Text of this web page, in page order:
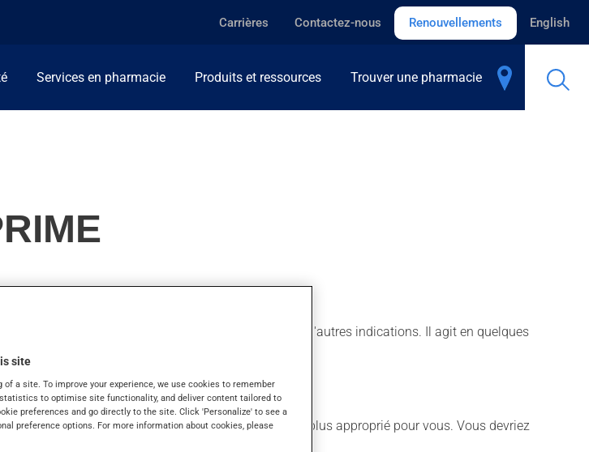
Carrières Contactez-nous Renouvellements English
Services en pharmacie Produits et ressources Trouver une pharmacie
la tension artérielle. On l'emploie aussi pour d'autres indications. Il agit en quelques
vous ait indiqué un horaire différent qui est plus approprié pour vous. Vous devriez
site
a site. To improve your experience, we use cookies to remember
to optimise site functionality, and deliver content tailored to
preferences and go directly to the site. Click 'Personalize' to see a
preference options. For more information about cookies, please